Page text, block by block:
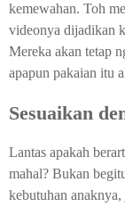
kemewahan. Toh
videonya dijadikan
Mereka akan tetap
apapun pakaian itu
Sesuaikan
Lantas apakah
mahal? Bukan
kebutuhan